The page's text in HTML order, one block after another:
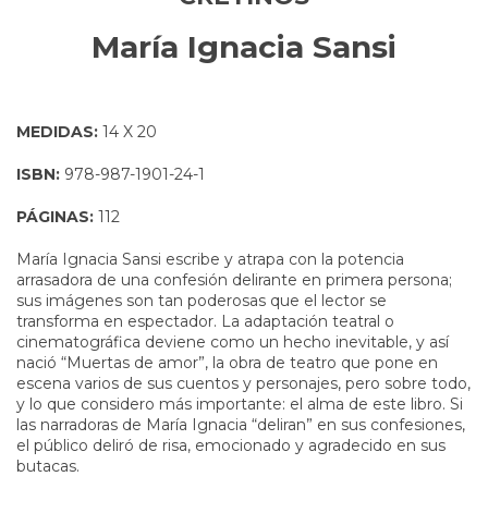
María Ignacia Sansi
MEDIDAS: 14 X 20
ISBN: 978-987-1901-24-1
PÁGINAS: 112
María Ignacia Sansi escribe y atrapa con la potencia
arrasadora de una confesión delirante en primera persona;
sus imágenes son tan poderosas que el lector se
transforma en espectador. La adaptación teatral o
cinematográfica deviene como un hecho inevitable, y así
nació “Muertas de amor”, la obra de teatro que pone en
escena varios de sus cuentos y personajes, pero sobre todo,
y lo que considero más importante: el alma de este libro. Si
las narradoras de María Ignacia “deliran” en sus confesiones,
el público deliró de risa, emocionado y agradecido en sus
butacas.